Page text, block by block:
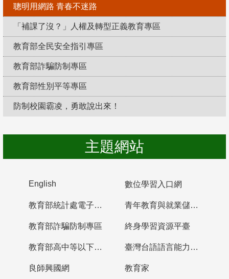
聰明用網路 青春不迷路
「補課了沒？」人權及轉型正義教育專區
教育部全民安全指引專區
教育部詐騙防制專區
教育部性別平等專區
防制校園霸凌，勇敢說出來！
主題網站
English 數位學習入口網
教育部統計處電子書櫃 青年教育與就業儲蓄帳戶
教育部詐騙防制專區 終身學習資源平臺
教育部高中等以下學校及幼兒園教師資格檢定考試 臺灣台語語言能力認證網站
良師興國網
教育家